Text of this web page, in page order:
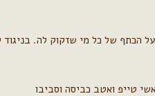
הכתף של כל מי שזקוק לה.